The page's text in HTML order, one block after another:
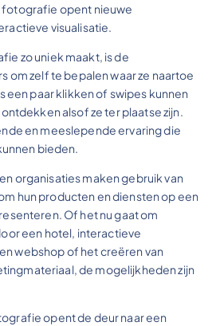
opent nieuwe
visualisatie.
zo uniek maakt, is de
om zelf te bepalen waar ze naartoe
een paar klikken of swipes kunnen
alsof ze ter plaatse zijn.
en meeslepende ervaring die
bieden.
organisaties maken gebruik van
hun producten en diensten op een
Of het nu gaat om
een hotel, interactieve
webshop of het creëren van
de mogelijkheden zijn
opent de deur naar een